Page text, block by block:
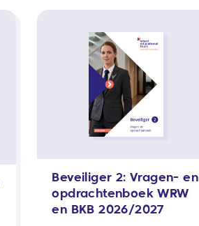
Beveiliger 2: Vragen- en
opdrachtenboek WRW
en BKB 2026/2027